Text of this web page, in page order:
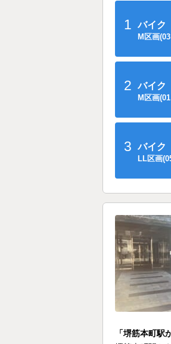
1 バイク
M区画
2 バイク
M区画
3 バイク
LL区画
「堺筋本町駅